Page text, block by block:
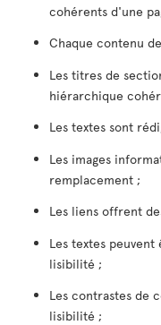
cohérents d'une
Chaque contenu
Les titres de
hiérarchique
Les textes sont
Les images
remplacement ;
Les liens offrent
Les textes
lisibilité ;
Les contrastes de
lisibilité ;